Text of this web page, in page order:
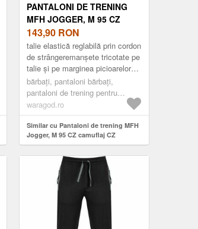
PANTALONI DE TRENING
MFH JOGGER, M 95 CZ
CAMUFLAJ CZ
143,90 RON
talie elastică reglabilă prin cordon
de strângeremanșete tricotate pe
talie și pe marginea picioarelor2
buzunare pentru pantaloni1
buzunar la șold ...
bărbați, pantaloni bărbați,
pantaloni de trening pentru
bărbați
waragod.ro
Similar cu Pantaloni de trening MFH
Jogger, M 95 CZ camuflaj CZ